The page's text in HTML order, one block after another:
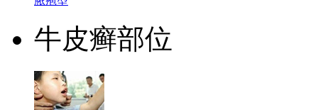
牛皮癣部位